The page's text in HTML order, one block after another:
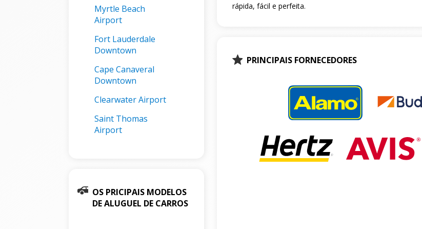
Myrtle Beach
Airport
Fort Lauderdale
Downtown
Cape Canaveral
Downtown
Clearwater Airport
Saint Thomas
Airport
OS PRICIPAIS MODELOS
DE ALUGUEL DE CARROS
rápida, fácil e perfeita.
PRINCIPAIS FORNECEDORES